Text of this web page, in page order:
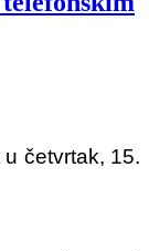
četvrtak, 15.